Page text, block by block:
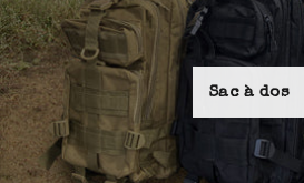
Sac à dos